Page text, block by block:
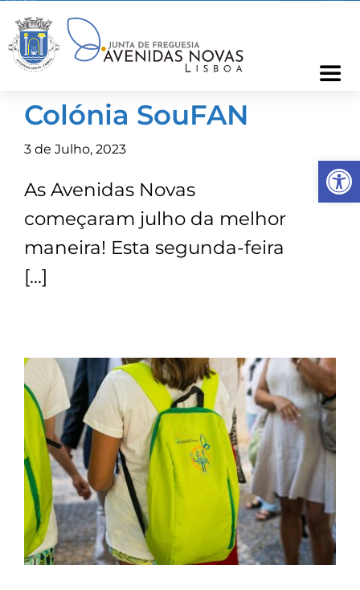
content
Freguesia
Informações
Notícias
Contactos
TRANSPARÊNCIA
Colónia SouFAN
3 de Julho, 2023
As Avenidas Novas
começaram julho da melhor
maneira! Esta segunda-feira
[…]